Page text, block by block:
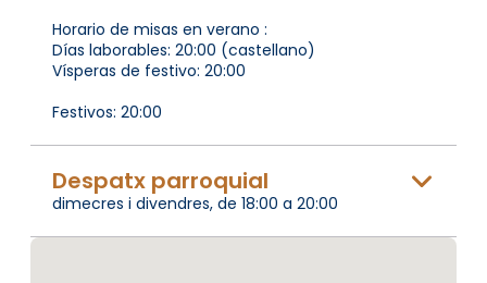
Horario de misas en verano :
Días laborables: 20:00 (castellano)
Vísperas de festivo: 20:00
Festivos: 20:00
Despatx parroquial
dimecres i divendres, de 18:00 a 20:00